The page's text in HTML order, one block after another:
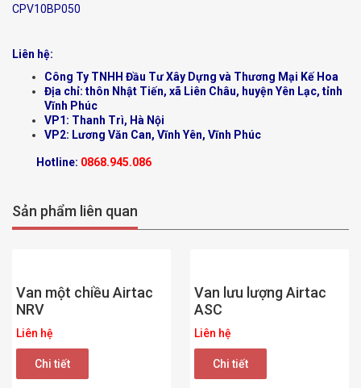
CPV10BP050
Liên hệ:
Công Ty TNHH Đầu Tư Xây Dựng và Thương Mại Kế Hoa
Địa chỉ: thôn Nhật Tiến, xã Liên Châu, huyện Yên Lạc, tỉnh
Vĩnh Phúc
VP1: Thanh Trì, Hà Nội
VP2: Lương Văn Can, Vĩnh Yên, Vĩnh Phúc
Hotline: 0868.945.086
Sản phẩm liên quan
Van một chiều Airtac
NRV
Liên hệ
Chi tiết
Van lưu lượng Airtac
ASC
Liên hệ
Chi tiết